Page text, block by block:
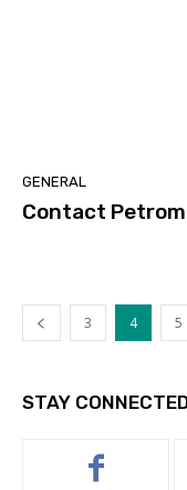
GENERAL
Contact
3 4 5
STAY